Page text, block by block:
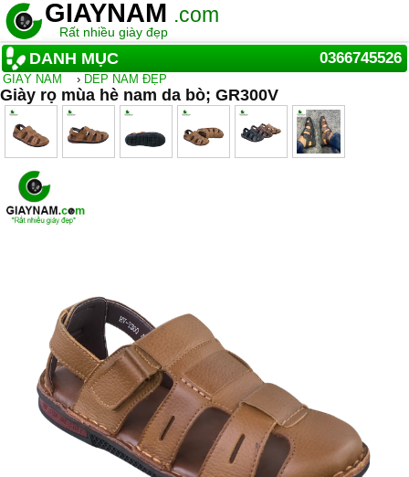
GIAYNAM .com
Rất nhiều giày đẹp
DANH MỤC 0366745526
GIẦY NAM › DÉP NAM ĐẸP
Giày rọ mùa hè nam da bò; GR300V